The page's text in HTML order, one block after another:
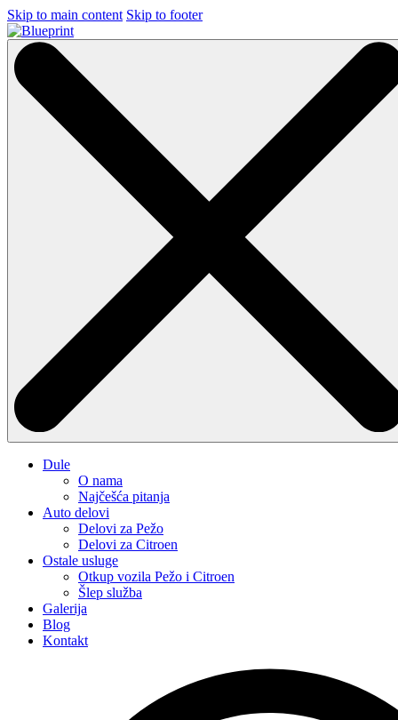
Skip to main content Skip to footer
Dule
O nama
Najčešća pitanja
Auto delovi
Delovi za Pežo
Delovi za Citroen
Ostale usluge
Otkup vozila Pežo i Citroen
Šlep služba
Galerija
Blog
Kontakt